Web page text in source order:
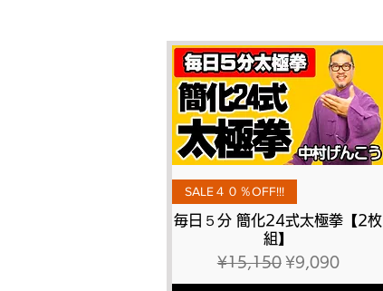
Quick View
SALE４０％OFF!!!
毎日５分 簡化24式太極拳【2枚
組】
Regular Price
¥15,150 Sale Price
¥9,090